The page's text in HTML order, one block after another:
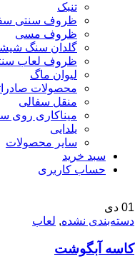
تنبک
ظروف سنتی
ظروف مسی
گلدان سنگ
ظروف لعاب
لیوان ماگ
محصولات
منقل سفالی
میناکاری روی
یلدایی
سایر محصولات
سبد خرید
حساب کاربری
01 دی
دسته‌بندی نشده, لعاب
کاسه آبگوشت